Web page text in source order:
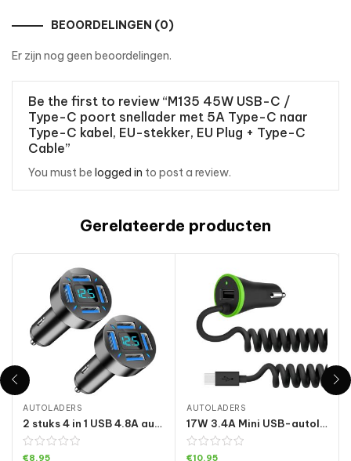
BEOORDELINGEN (0)
Er zijn nog geen beoordelingen.
Be the first to review “M135 45W USB-C /
Type-C poort snellader met 5A Type-C naar
Type-C kabel, EU-stekker, EU Plug + Type-C
Cable”
You must be logged in to post a review.
Gerelateerde producten
AUTOLADERS
2 stuks 4 in 1 USB 4.8A autolader met digitaal display
€8.95
AUTOLADERS
17W 3.4A Mini USB-autolader met USB-C / Type-C veerkabel
€10.95